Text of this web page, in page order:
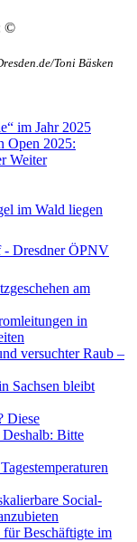
Toni Bäsken
im Jahr 2025
Open 2025:
Weiter
im Wald liegen
- Dresdner ÖPNV
am
in
versuchter Raub –
Sachsen bleibt
Diese
Deshalb: Bitte
Social-
Beschäftigte im